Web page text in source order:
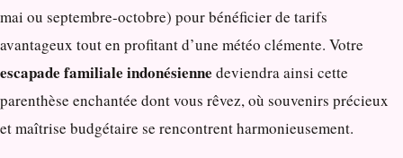
mai ou septembre-octobre) pour bénéficier de tarifs
avantageux tout en profitant d’une météo clémente. Votre
escapade familiale indonésienne deviendra ainsi cette
parenthèse enchantée dont vous rêvez, où souvenirs précieux
et maîtrise budgétaire se rencontrent harmonieusement.